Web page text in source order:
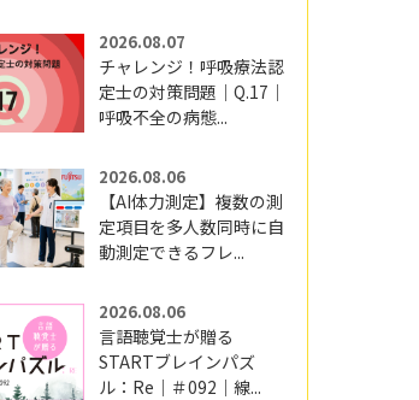
2026.08.07
チャレンジ！呼吸療法認
定士の対策問題｜Q.17｜
呼吸不全の病態...
2026.08.06
【AI体力測定】複数の測
定項目を多人数同時に自
動測定できるフレ...
2026.08.06
言語聴覚士が贈る
STARTブレインパズ
ル：Re｜＃092｜線...